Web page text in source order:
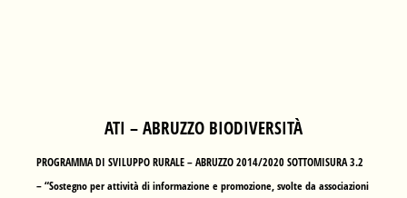
ATI – ABRUZZO BIODIVERSITÀ
PROGRAMMA DI SVILUPPO RURALE – ABRUZZO 2014/2020 SOTTOMISURA 3.2
– “Sostegno per attività di informazione e promozione, svolte da associazioni